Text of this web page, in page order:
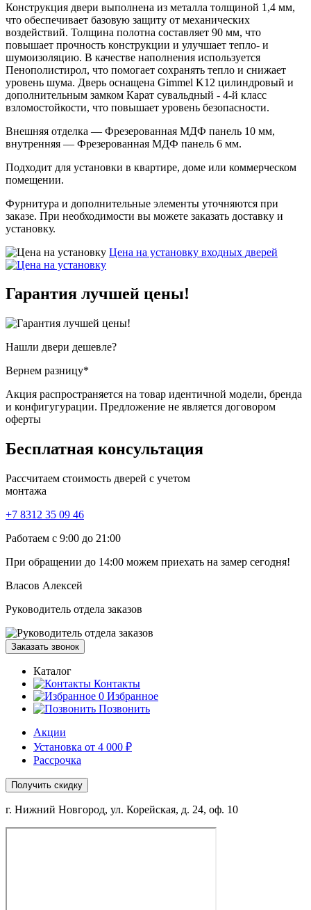
Конструкция двери выполнена из металла толщиной 1,4 мм,
что обеспечивает базовую защиту от механических
воздействий. Толщина полотна составляет 90 мм, что
повышает прочность конструкции и улучшает тепло- и
шумоизоляцию. В качестве наполнения используется
Пенополистирол, что помогает сохранять тепло и снижает
уровень шума. Дверь оснащена Gimmel K12 цилиндровый и
дополнительным замком Карат сувальдный - 4-й класс
взломостойкости, что повышает уровень безопасности.
Внешняя отделка — Фрезерованная МДФ панель 10 мм,
внутренняя — Фрезерованная МДФ панель 6 мм.
Подходит для установки в квартире, доме или коммерческом
помещении.
Фурнитура и дополнительные элементы уточняются при
заказе. При необходимости вы можете заказать доставку и
установку.
Цена на установку входных дверей
Гарантия лучшей цены!
Нашли двери дешевле?
Вернем разницу*
Акция распространяется на товар идентичной модели, бренда
и конфигугурации. Предложение не является договором
оферты
Бесплатная консультация
Рассчитаем стоимость дверей с учетом
монтажа
+7 8312 35 09 46
Работаем с 9:00 до 21:00
При обращении до 14:00 можем приехать на замер сегодня!
Власов Алексей
Руководитель отдела заказов
Заказать звонок
Каталог
Контакты
0 Избранное
Позвонить
Акции
Установка от 4 000 ₽
Рассрочка
Получить скидку
г. Нижний Новгород, ул. Корейская, д. 24, оф. 10